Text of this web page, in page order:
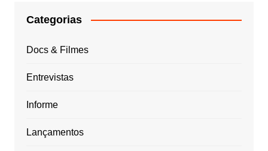
Categorias
Docs & Filmes
Entrevistas
Informe
Lançamentos